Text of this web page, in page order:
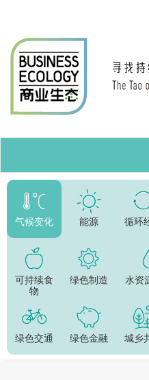
气候变化 能源 循环
可持续食
物
绿色制造 水资
绿色交通 绿色金融 城乡